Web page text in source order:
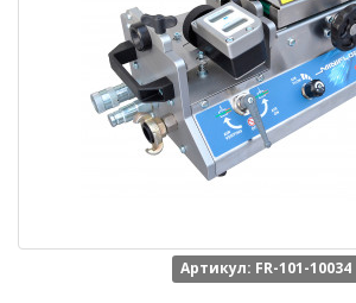
Артикул: FR-101-10034